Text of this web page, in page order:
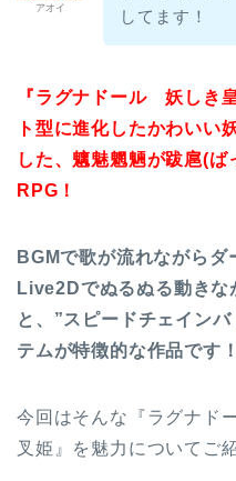
アオイ
してます！
『ラグナドール 妖しき
ト型に進化したかわいい
した、魑魅魍魎が跋扈(
RPG！
BGMで歌が流れながら
Live2Dでぬるぬる動きな
と、”スピードチェイン
テムが特徴的な作品です！
今回はそんな『ラグナド
叉姫』を魅力についてご